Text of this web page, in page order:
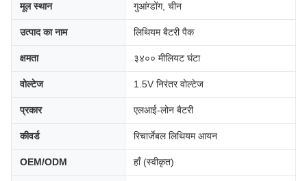
मूल स्थान गुआंग्डोंग, चीन
उत्पाद का नाम लिथियम बैटरी पैक
क्षमता ३४०० मीलियट घंटा
वोल्टेज 1.5V निरंतर वोल्टेज
प्रकार एलआई-लोन बैटरी
कीवर्ड रिचार्जेबल लिथियम आयन
OEM/ODM हाँ (स्वीकृत)